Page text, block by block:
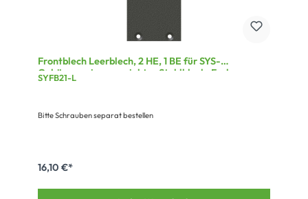
Frontblech Leerblech, 2 HE, 1 BE für SYS-
Gehäuseserien, verzinktes Stahlblech, Farbe: grau
SYFB21-L
Bitte Schrauben separat bestellen
16,10 €*